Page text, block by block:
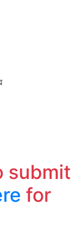
submit
for